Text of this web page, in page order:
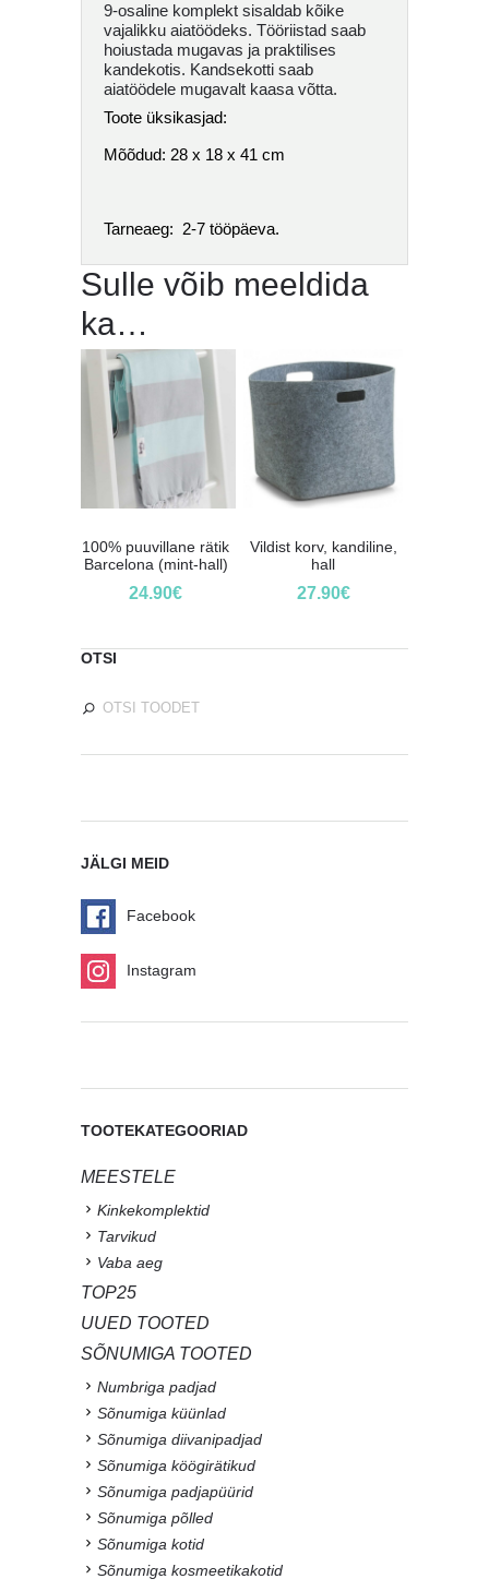
9-osaline komplekt sisaldab kõike
vajalikku aiatöödeks. Tööriistad saab
hoiustada mugavas ja praktilises
kandekotis. Kandsekotti saab
aiatöödele mugavalt kaasa võtta.
Toote üksikasjad:
Mõõdud: 28 x 18 x 41 cm
Tarneaeg: 2-7 tööpäeva.
Sulle võib meeldida
ka…
100% puuvillane rätik
Barcelona (mint-hall)
24.90€
Vildist korv, kandiline,
hall
27.90€
OTSI
JÄLGI MEID
Facebook
Instagram
TOOTEKATEGOORIAD
MEESTELE
Kinkekomplektid
Tarvikud
Vaba aeg
TOP25
UUED TOOTED
SÕNUMIGA TOOTED
Numbriga padjad
Sõnumiga küünlad
Sõnumiga diivanipadjad
Sõnumiga köögirätikud
Sõnumiga padjapüürid
Sõnumiga põlled
Sõnumiga kotid
Sõnumiga kosmeetikakotid